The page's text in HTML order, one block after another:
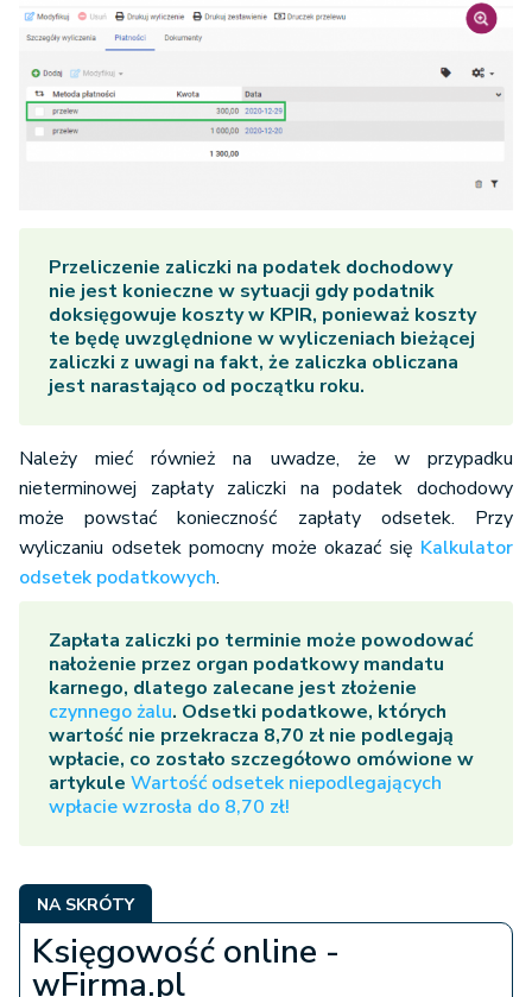
Przeliczenie zaliczki na podatek dochodowy
nie jest konieczne w sytuacji gdy podatnik
doksięgowuje koszty w KPIR, ponieważ koszty
te będę uwzględnione w wyliczeniach bieżącej
zaliczki z uwagi na fakt, że zaliczka obliczana
Należy mieć również na uwadze, że w przypadku
nieterminowej zapłaty zaliczki na podatek dochodowy
może powstać konieczność zapłaty odsetek. Przy
wyliczaniu odsetek pomocny może okazać się
Zapłata zaliczki po terminie może powodować
nałożenie przez organ podatkowy mandatu
karnego, dlatego zalecane jest złożenie
czynnego żalu.Odsetki podatkowe, których
wartość nie przekracza 8,70 zł nie podlegają
wpłacie, co zostało szczegółowo omówione w
artykuleWartość odsetek niepodlegających
NA SKRÓTY
Księgowość online -